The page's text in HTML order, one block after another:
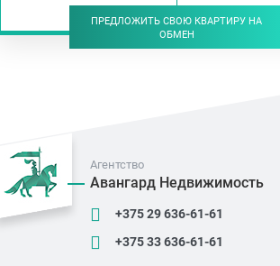
ПРЕДЛОЖИТЬ СВОЮ КВАРТИРУ НА
ОБМЕН
Агентство
Авангард Недвижимость
+375 29 636-61-61
+375 33 636-61-61